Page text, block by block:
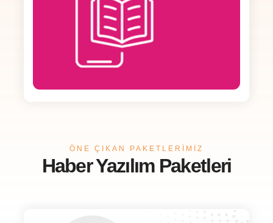
ÖNE ÇIKAN PAKETLERİMİZ
Haber Yazılım Paketleri